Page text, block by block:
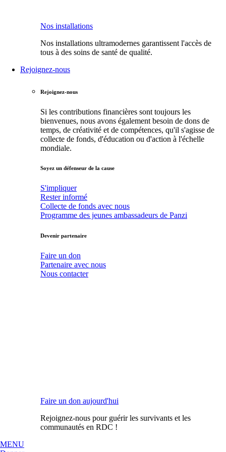
Nos installations
Nos installations ultramodernes garantissent l'accès de
tous à des soins de santé de qualité.
Rejoignez-nous
Rejoignez-nous
Si les contributions financières sont toujours les
bienvenues, nous avons également besoin de dons de
temps, de créativité et de compétences, qu'il s'agisse de
collecte de fonds, d'éducation ou d'action à l'échelle
mondiale.
Soyez un défenseur de la cause
S'impliquer
Rester informé
Collecte de fonds avec nous
Programme des jeunes ambassadeurs de Panzi
Devenir partenaire
Faire un don
Partenaire avec nous
Nous contacter
Faire un don aujourd'hui
Rejoignez-nous pour guérir les survivants et les
communautés en RDC !
MENU